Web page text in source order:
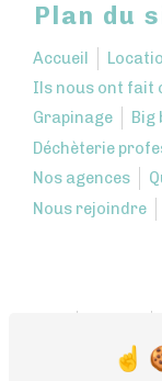
Plan du
Accueil
Ils nous ont fait
Grapinage
Big
Déchèterie
Nos agences
Nous rejoindre
Location